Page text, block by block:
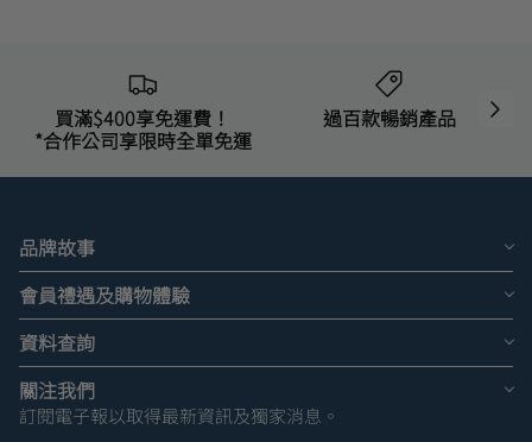
買滿$400享免運費！
*合作公司享限時全單免運
過百款暢銷產品
品牌故事
會員禮遇及購物體驗
資料查詢
關注我們
訂閱電子報以取得最新資訊及獨家消息。